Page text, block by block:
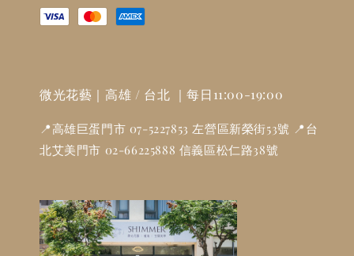
微光花藝｜高雄 / 台北 ｜每日11:00-19:00
📍高雄巨蛋門市 07-5227853 左營區新榮街53號 📍台
北艾美門市 02-66225888 信義區松仁路38號